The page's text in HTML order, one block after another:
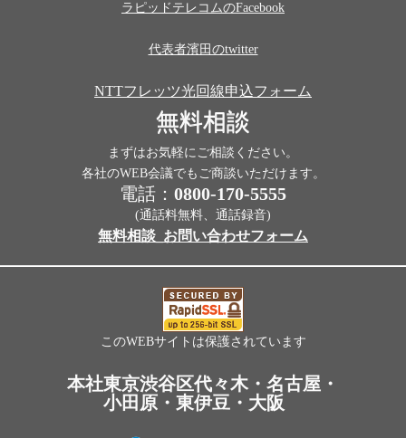
ラピッドテレコムのFacebook
代表者濱田のtwitter
NTTフレッツ光回線申込フォーム
無料相談
まずはお気軽にご相談ください。
各社のWEB会議でもご商談いただけます。
電話： 0800-170-5555
(通話料無料、通話録音)
無料相談_お問い合わせフォーム
このWEBサイトは保護されています
本社東京渋谷区代々木・名古屋・
小田原・東伊豆・大阪